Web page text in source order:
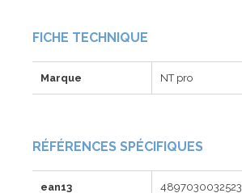
FICHE TECHNIQUE
Marque NT pro
RÉFÉRENCES SPÉCIFIQUES
ean13 4897030032523